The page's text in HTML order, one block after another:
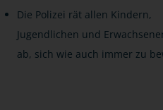
Die Polizei rät allen Kindern,
Jugendlichen und
ab, sich wie auch immer zu